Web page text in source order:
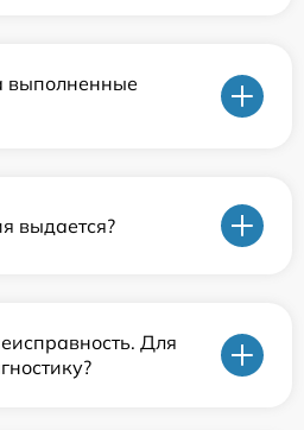
выполненные
выдается?
Для